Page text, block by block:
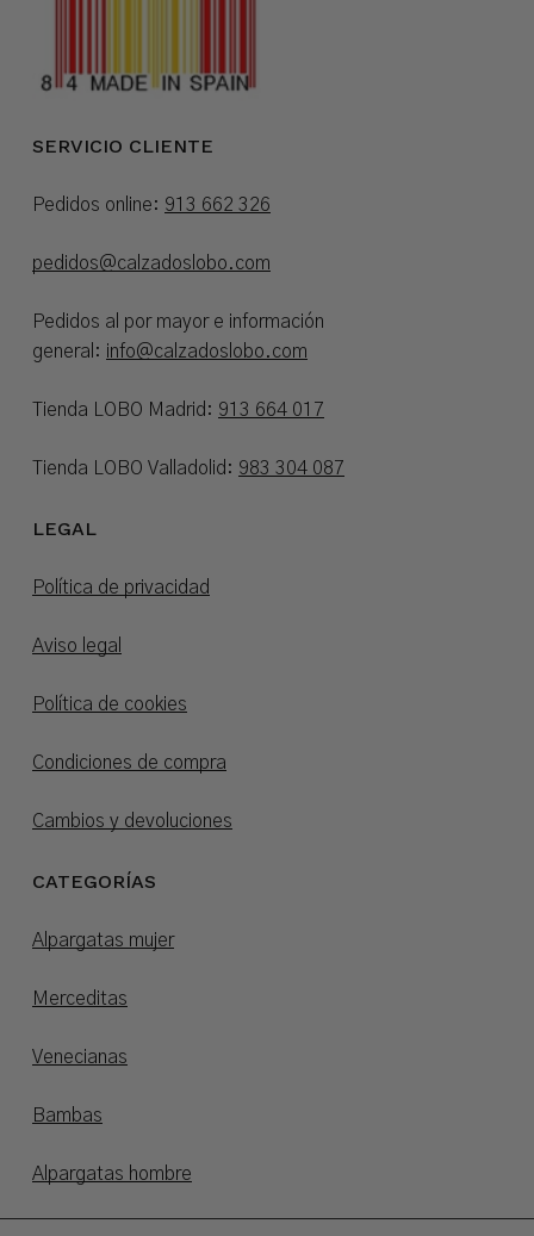
SERVICIO CLIENTE
Pedidos online: 913 662 326
pedidos@calzadoslobo.com
Pedidos al por mayor e información
general: info@calzadoslobo.com
Tienda LOBO Madrid: 913 664 017
Tienda LOBO Valladolid: 983 304 087
LEGAL
Política de privacidad
Aviso legal
Política de cookies
Condiciones de compra
Cambios y devoluciones
CATEGORÍAS
Alpargatas mujer
Merceditas
Venecianas
Bambas
Alpargatas hombre